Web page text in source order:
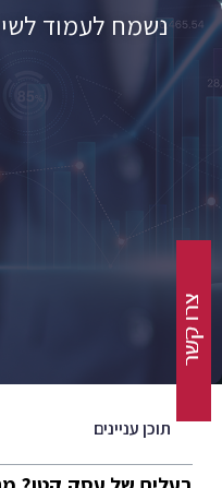
נשמח לעמוד
תוכן עניינים